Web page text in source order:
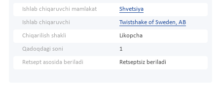
Ishlab chiqaruvchi mamlakat Shvetsiya
Ishlab chiqaruvchi Twistshake of Sweden, AB
Chiqarilish shakli Likopcha
Qadoqdagi soni 1
Retsept asosida beriladi Retseptsiz beriladi